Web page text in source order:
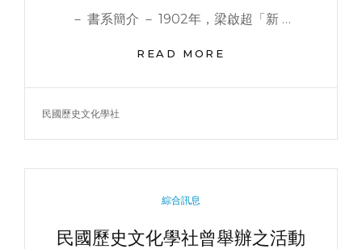
－ 書系簡介 － 1902年，梁啟超「新 …
READ MORE
歷
化
品
「民
TAGS
民國歷史文化學社
CATEGORIES
綜合訊息
民國歷史文化學社曾舉辦之活動